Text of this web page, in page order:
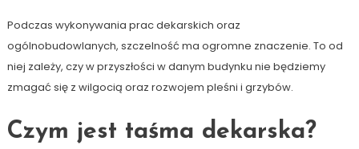
Podczas wykonywania prac dekarskich oraz
ogólnobudowlanych, szczelność ma ogromne znaczenie. To od
niej zależy, czy w przyszłości w danym budynku nie będziemy
zmagać się z wilgocią oraz rozwojem pleśni i grzybów.
Czym jest taśma dekarska?